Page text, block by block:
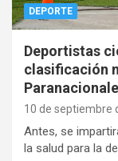
DEPORTE
Deportistas
clasificación
10 de septiembre
Antes, se
la salud para la